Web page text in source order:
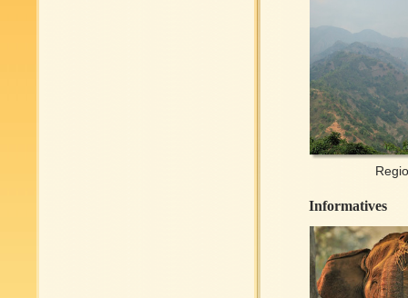
Informatives